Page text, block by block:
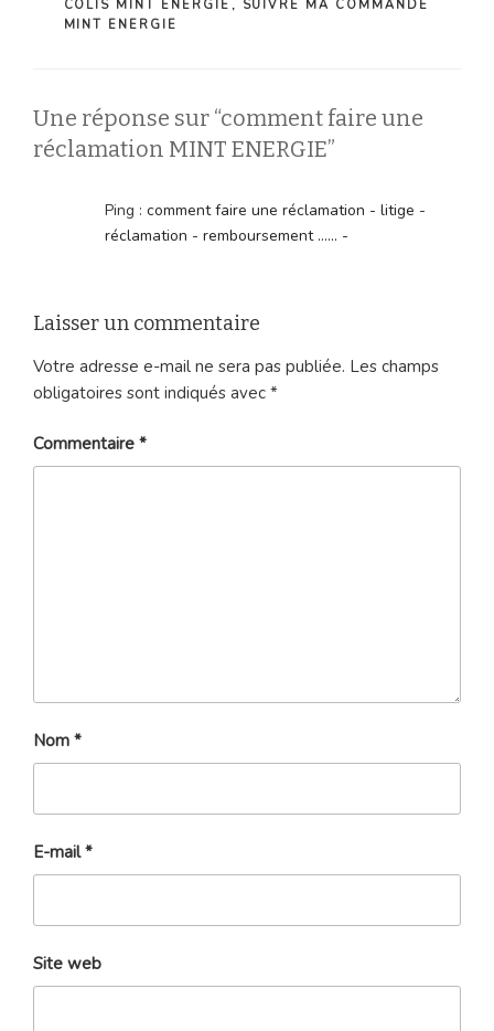
COLIS MINT ENERGIE , SUIVRE MA COMMANDE
MINT ENERGIE
Une réponse sur “comment faire une
réclamation MINT ENERGIE”
Ping : comment faire une réclamation - litige -
réclamation - remboursement ...... -
Laisser un commentaire
Votre adresse e-mail ne sera pas publiée. Les champs
obligatoires sont indiqués avec *
Commentaire *
Nom *
E-mail*
Site web